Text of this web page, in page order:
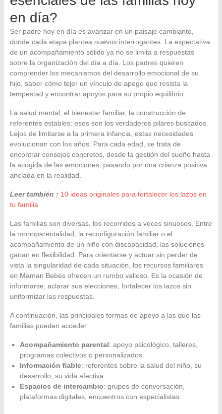
en día?
Ser padre hoy en día es avanzar en un paisaje cambiante,
donde cada etapa plantea nuevos interrogantes. La expectativa
de un acompañamiento sólido ya no se limita a respuestas
sobre la organización del día a día. Los padres quieren
comprender los mecanismos del desarrollo emocional de su
hijo, saber cómo tejer un vínculo de apego que resista la
tempestad y encontrar apoyos para su propio equilibrio.
La salud mental, el bienestar familiar, la construcción de
referentes estables: esos son los verdaderos pilares buscados.
Lejos de limitarse a la primera infancia, estas necesidades
evolucionan con los años. Para cada edad, se trata de
encontrar consejos concretos, desde la gestión del sueño hasta
la acogida de las emociones, pasando por una crianza positiva
anclada en la realidad.
Leer también : 10 ideas originales para fortalecer los lazos en
tu familia
Las familias son diversas, los recorridos a veces sinuosos. Entre
la monoparentalidad, la reconfiguración familiar o el
acompañamiento de un niño con discapacidad, las soluciones
ganan en flexibilidad. Para orientarse y actuar sin perder de
vista la singularidad de cada situación, los recursos familiares
en Maman Bebés ofrecen un rumbo valioso. Es la ocasión de
informarse, aclarar sus elecciones, fortalecer los lazos sin
uniformizar las respuestas.
A continuación, las principales formas de apoyo a las que las
familias pueden acceder:
Acompañamiento parental: apoyo psicológico, talleres,
programas colectivos o personalizados.
Información fiable: referentes sobre la salud del niño, su
desarrollo, su vida afectiva.
Espacios de intercambio: grupos de conversación,
plataformas digitales, encuentros con especialistas.